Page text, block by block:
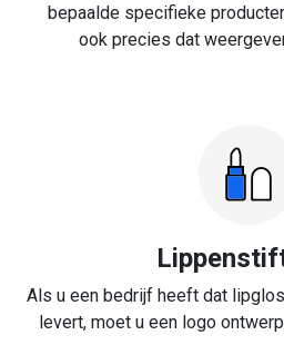
bepaalde specifieke
ook precies dat
Als u een bedrijf heeft dat
levert, moet u een logo